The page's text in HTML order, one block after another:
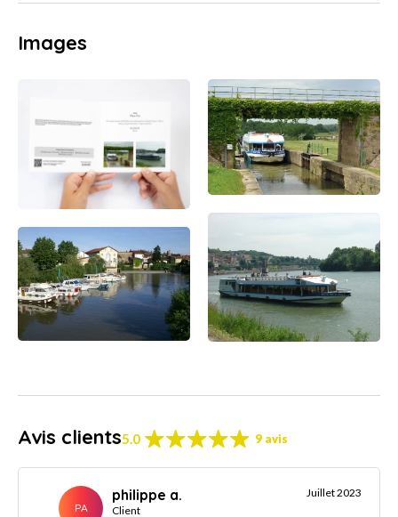
Images
Avis clients5.0 9 avis
PA
philippe a.
Client
Juillet 2023